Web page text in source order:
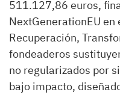
511.127,86 euros,
NextGenerationEU en
Recuperación,
fondeaderos
no regularizados por
bajo impacto,